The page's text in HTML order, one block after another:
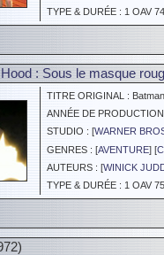
TYPE & DURÉE : 1 OAV
: Sous le masque
TITRE ORIGINAL :
ANNÉE DE
STUDIO : [WARNER
GENRES : [AVENTURE] [
AUTEURS : [WINICK
TYPE & DURÉE : 1 OAV